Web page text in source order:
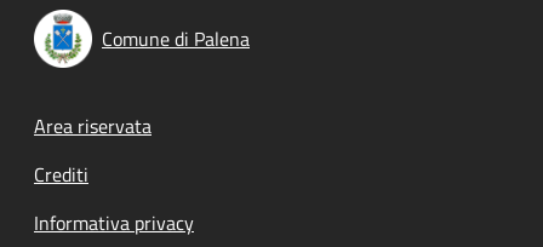
Comune di Palena
Footer menu
Area riservata
Crediti
Informativa privacy